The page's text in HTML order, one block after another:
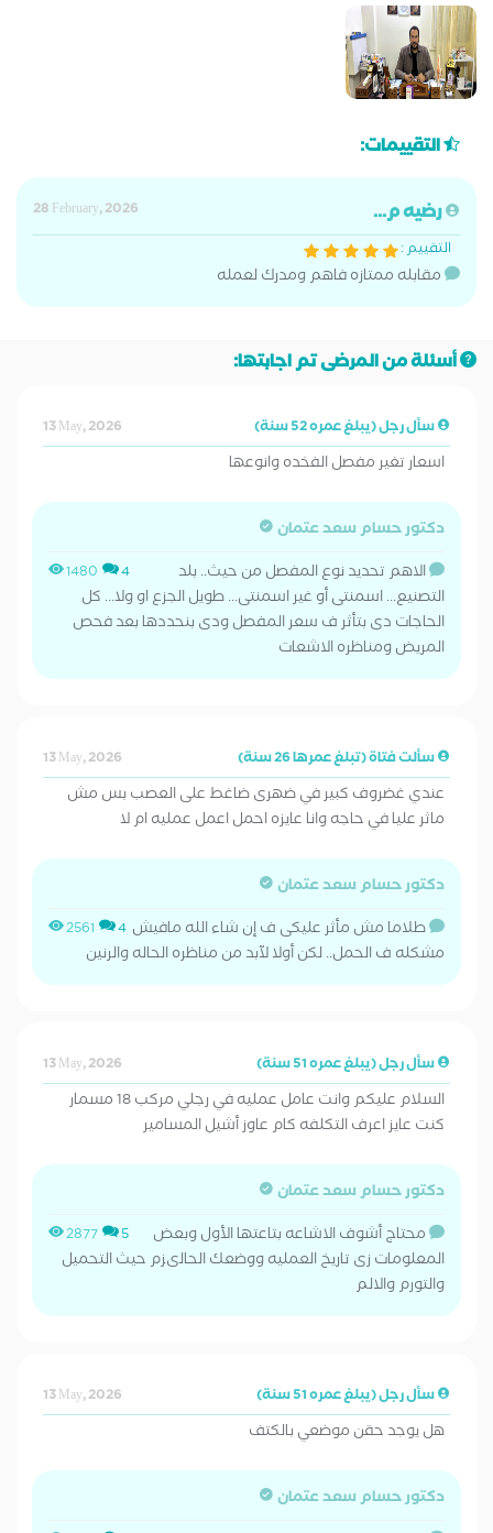
التقييمات:
رضيه م...
28 February, 2026
التقييم :
مقابله ممتازه فاهم ومدرك لعمله
أسئلة من المرضى تم اجابتها:
سأل رجل (يبلغ عمره 52 سنة) 13 May, 2026
اسعار تغير مفصل الفخده وانوعها
دكتور حسام سعد عتمان
1480 4
الاهم تحديد نوع المفصل من حيث.. بلد
التصنيع... اسمنتى أو غير اسمنتى... طويل الجزع او ولا... كل
الحاجات دى بتأثر ف سعر المفصل ودى بنحددها بعد فحص
المريض ومناظره الاشعات
سألت فتاة (تبلغ عمرها 26 سنة) 13 May, 2026
عندي غضروف كبير في ضهرى ضاغط على العصب بس مش
ماثر عليا في حاجه وانا عايزه احمل اعمل عمليه ام لا
دكتور حسام سعد عتمان
2561 4 طلاما مش مأثر عليكى ف إن شاء الله مافيش
مشكله ف الحمل.. لكن أولا لآبد من مناظره الحاله والرنين
سأل رجل (يبلغ عمره 51 سنة) 13 May, 2026
السلام عليكم وانت عامل عمليه في رجلي مركب 18 مسمار
كنت عايز اعرف التكلفه كام عاوز أشيل المسامير
دكتور حسام سعد عتمان
2877 5
محتاج أشوف الاشاعه بتاعتها الأول وبعض
المعلومات زى تاريخ العمليه ووضعك الحالىزم حيث التحميل
والتورم والالم
سأل رجل (يبلغ عمره 51 سنة) 13 May, 2026
هل يوجد حقن موضعي بالكتف
دكتور حسام سعد عتمان